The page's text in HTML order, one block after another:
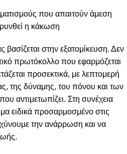
που απαιτούν άμεση
η κάκωση
στην εξατομίκευση. Δεν
πρωτόκολλο που εφαρμόζεται
προσεκτικά, με λεπτομερή
της δύναμης, του πόνου και των
αντιμετωπίζει. Στη συνέχεια
ειδικά προσαρμοσμένο στις
την ανάρρωση και να